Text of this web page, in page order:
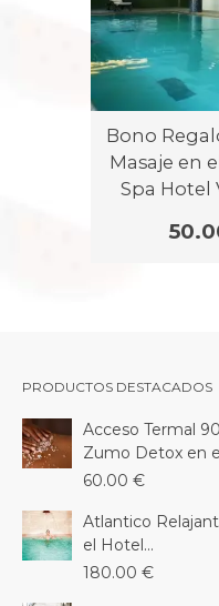
Bono
Masaje en
Spa Hotel
PRODUCTOS DESTACADOS
Acceso Termal
Zumo Detox en
60.00 €
Atlantico
el Hotel...
180.00 €